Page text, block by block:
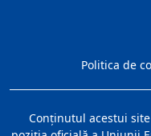
Politica de
Conţinutul acestui